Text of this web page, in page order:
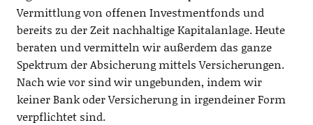
Vermittlung von offenen Investmentfonds und
bereits zu der Zeit nachhaltige Kapitalanlage. Heute
beraten und vermitteln wir außerdem das ganze
Spektrum der Absicherung mittels Versicherungen.
Nach wie vor sind wir ungebunden, indem wir
keiner Bank oder Versicherung in irgendeiner Form
verpflichtet sind.